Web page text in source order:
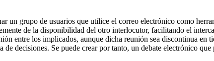
un grupo de usuarios que utilice el correo electrónico como
de la disponibilidad del otro interlocutor, facilitando el
entre los implicados, aunque dicha reunión sea discontinua en
decisiones. Se puede crear por tanto, un debate electrónico